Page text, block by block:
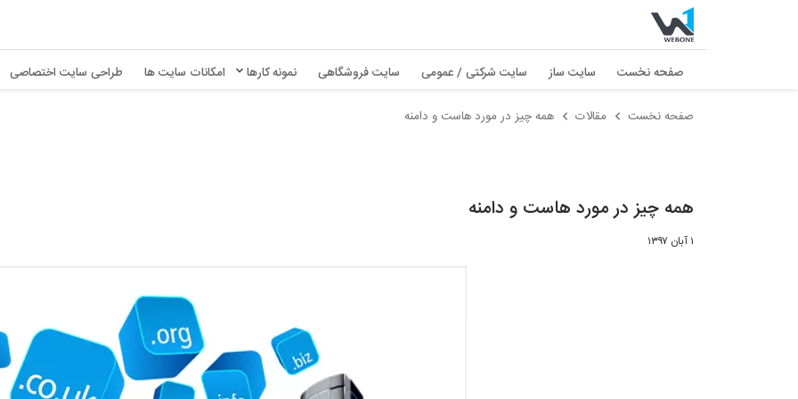
صفحه نخست سایت ساز سایت شرکتی / عمومی سایت فروشگاهی نمونه کارها امکانات سایت ها طراحی سایت اختصاصی
صفحه نخست مقالات همه چیز در مورد هاست و دامنه
همه چیز در مورد هاست و دامنه
۱ آبان ۱۳۹۷